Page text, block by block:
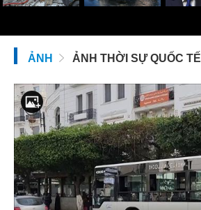
ẢNH ẢNH THỜI SỰ QUỐC TẾ